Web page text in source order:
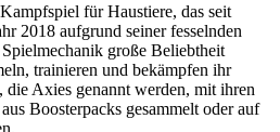
für Haustiere, das seit
2018 aufgrund seiner fesselnden
große Beliebtheit
trainieren und bekämpfen ihr
die Axies genannt werden, mit ihren
Boosterpacks gesammelt oder auf